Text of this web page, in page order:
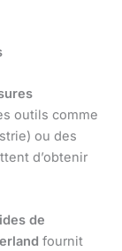
outils comme
ou des
d’obtenir
de
fournit